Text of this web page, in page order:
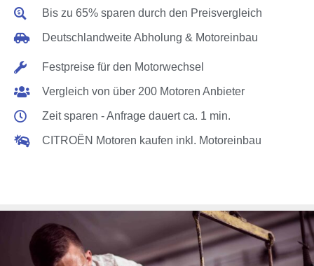
Bis zu 65% sparen durch den Preisvergleich
Deutschlandweite Abholung & Motoreinbau
Festpreise für den Motorwechsel
Vergleich von über 200 Motoren Anbieter
Zeit sparen - Anfrage dauert ca. 1 min.
CITROËN Motoren kaufen inkl. Motoreinbau